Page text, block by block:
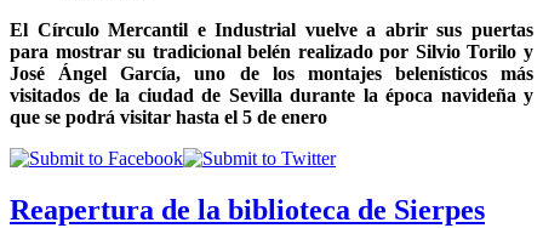
El Círculo Mercantil e Industrial vuelve a abrir sus puertas
para mostrar su tradicional belén realizado por Silvio Torilo y
José Ángel García, uno de los montajes belenísticos más
visitados de la ciudad de Sevilla durante la época navideña y
que se podrá visitar hasta el 5 de enero
Reapertura de la biblioteca de Sierpes